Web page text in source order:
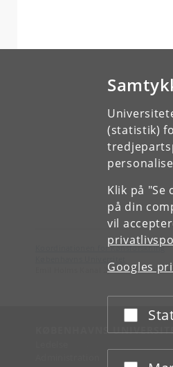
(statistik)
Klik på
på din
vil
Googles
Koordinationen for Kønsforskning
Emil Holms Kanal 2, 2300
KØBENHAVNS